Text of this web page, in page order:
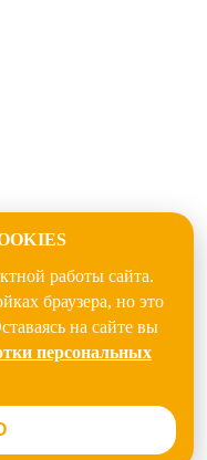
работы сайта.
браузера, но это
на сайте вы
персональных